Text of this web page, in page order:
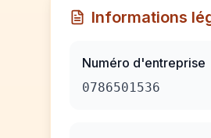
Informations
Numéro d'entreprise
0786501536